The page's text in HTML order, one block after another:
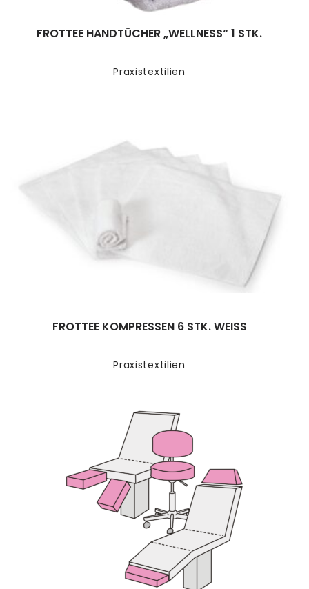
Praxistextilien
FROTTEE HANDTÜCHER „WELLNESS“ 1 STK.
Praxistextilien
FROTTEE KOMPRESSEN 6 STK. WEISS